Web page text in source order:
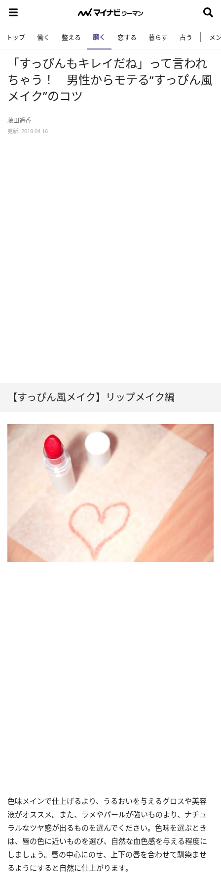
トップ 働く 整える 磨く 恋する 暮らす 占う メ
「すっぴんもキレイだね」って言われ
ちゃう！ 男性からモテる“すっぴん風
メイク”のコツ
藤田遥香
更新: 2018.04.16
【すっぴん風メイク】リップメイク編
色味メインで仕上げるより、うるおいを与えるグロスや美容
液がオススメ。また、ラメやパールが強いものより、ナチュ
ラルなツヤ感が出るものを選んでください。色味を選ぶとき
は、唇の色に近いものを選び、自然な血色感を与える程度に
しましょう。唇の中心にのせ、上下の唇を合わせて馴染ませ
るようにすると自然に仕上がります。